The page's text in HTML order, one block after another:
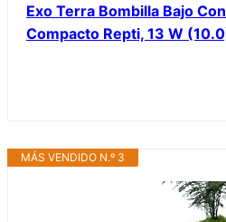
Exo Terra Bombilla Bajo
Compacto Repti, 13 W
MÁS VENDIDO N.º 3